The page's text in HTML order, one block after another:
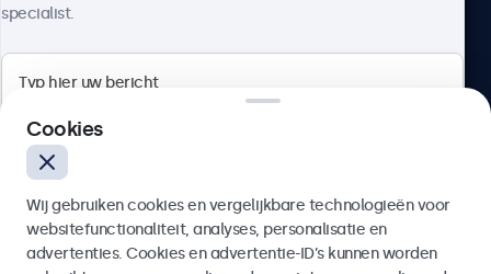
4.8/5 door 5000+ bedrijven
Nederlands
specialist.
Cookies
Wij gebruiken cookies en vergelijkbare technologieën voor
websitefunctionaliteit, analyses, personalisatie en
advertenties. Cookies en advertentie-ID’s kunnen worden